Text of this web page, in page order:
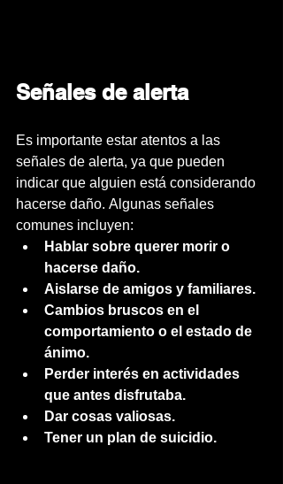
Señales de alerta
Es importante estar atentos a las
señales de alerta, ya que pueden
indicar que alguien está considerando
hacerse daño. Algunas señales
comunes incluyen:
Hablar sobre querer morir o
hacerse daño.
Aislarse de amigos y familiares.
Cambios bruscos en el
comportamiento o el estado de
ánimo.
Perder interés en actividades
que antes disfrutaba.
Dar cosas valiosas.
Tener un plan de suicidio.